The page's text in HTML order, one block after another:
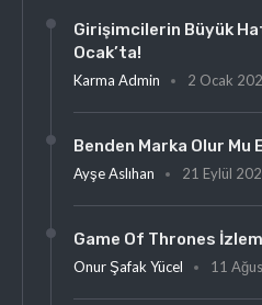
Girişimcilerin Büyük
Ocak’ta!
Karma Admin 2 Ocak
Benden Marka Olur Mu
Ayşe Aslıhan 21 Eylül
Game Of Thrones
Onur Şafak Yücel 11